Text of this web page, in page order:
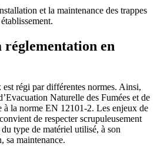
et la maintenance des trappes
réglementation en
régi par différentes normes. Ainsi,
Naturelle des Fumées et de
à la norme EN 12101-2. Les enjeux de
de respecter scrupuleusement
type de matériel utilisé, à son
sa maintenance.